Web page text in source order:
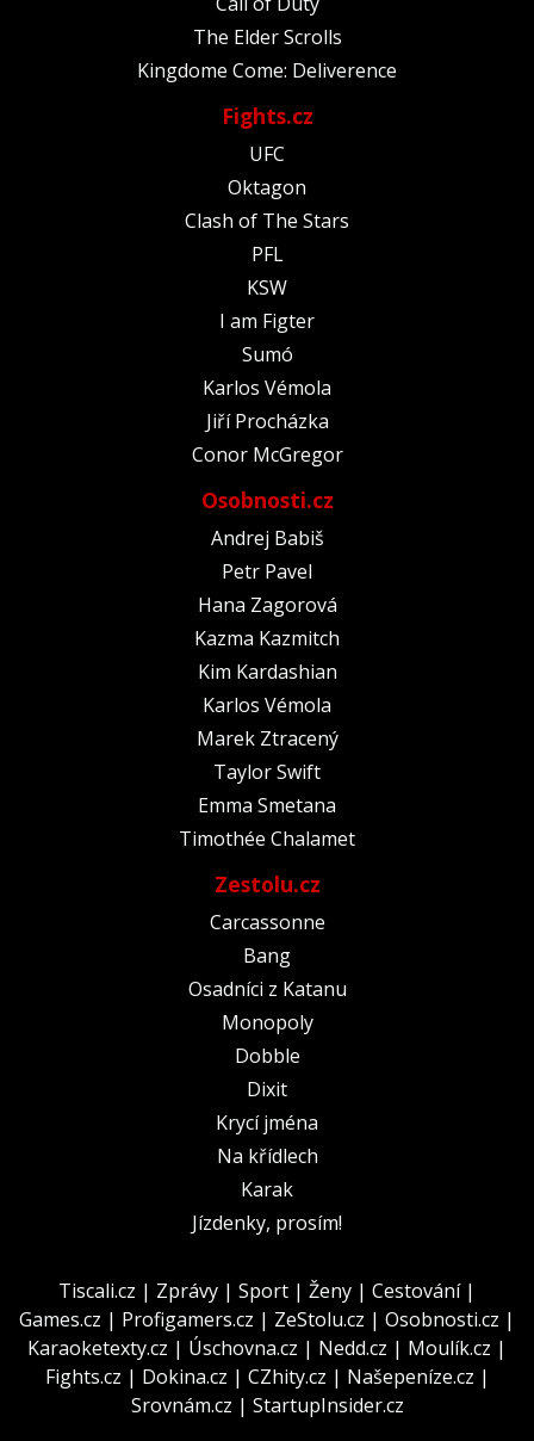
The Elder Scrolls
Kingdome Come: Deliverence
Fights.cz
UFC
Oktagon
Clash of The Stars
PFL
KSW
I am Figter
Sumó
Karlos Vémola
Jiří Procházka
Conor McGregor
Osobnosti.cz
Andrej Babiš
Petr Pavel
Hana Zagorová
Kazma Kazmitch
Kim Kardashian
Karlos Vémola
Marek Ztracený
Taylor Swift
Emma Smetana
Timothée Chalamet
Zestolu.cz
Carcassonne
Bang
Osadníci z Katanu
Monopoly
Dobble
Dixit
Krycí jména
Na křídlech
Karak
Jízdenky, prosím!
Tiscali.cz | Zprávy | Sport | Ženy | Cestování|
Games.cz | Profigamers.cz | ZeStolu.cz | Osobnosti.cz |
Karaoketexty.cz | Úschovna.cz | Nedd.cz | Moulík.cz |
Fights.cz | Dokina.cz | CZhity.cz | Našepeníze.cz |
Srovnám.cz | StartupInsider.cz